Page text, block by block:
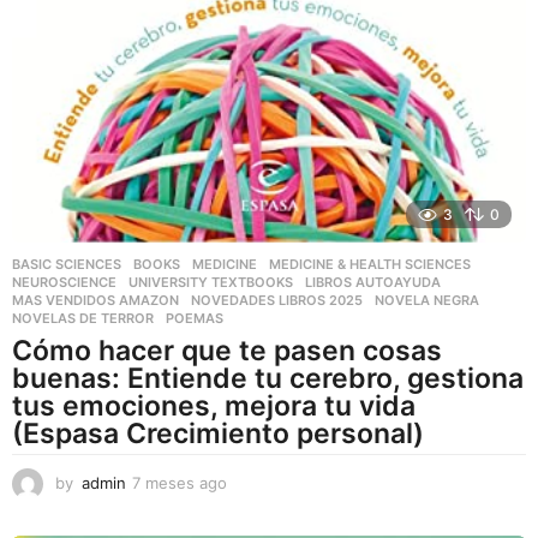
3 0
BASIC SCIENCES ,BOOKS ,MEDICINE ,MEDICINE & HEALTH SCIENCES
NEUROSCIENCE
,UNIVERSITY TEXTBOOKS LIBROS AUTOAYUDA
MAS VENDIDOS AMAZON
,NOVEDADES LIBROS 2025 ,NOVELA NEGRA
NOVELAS DE TERROR
,POEMAS
Cómo hacer que te pasen cosas
buenas: Entiende tu cerebro, gestiona
tus emociones, mejora tu vida
(Espasa Crecimiento personal)
by admin 7 meses ago